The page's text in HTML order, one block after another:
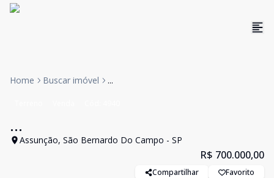
Home Buscar imóvel ...
...
Assunção, São Bernardo Do Campo - SP
R$ 700.000,00
Compartilhar Favorito